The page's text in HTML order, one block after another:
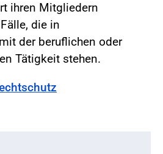
ihren Mitgliedern
die in
der beruflichen oder
Tätigkeit stehen.